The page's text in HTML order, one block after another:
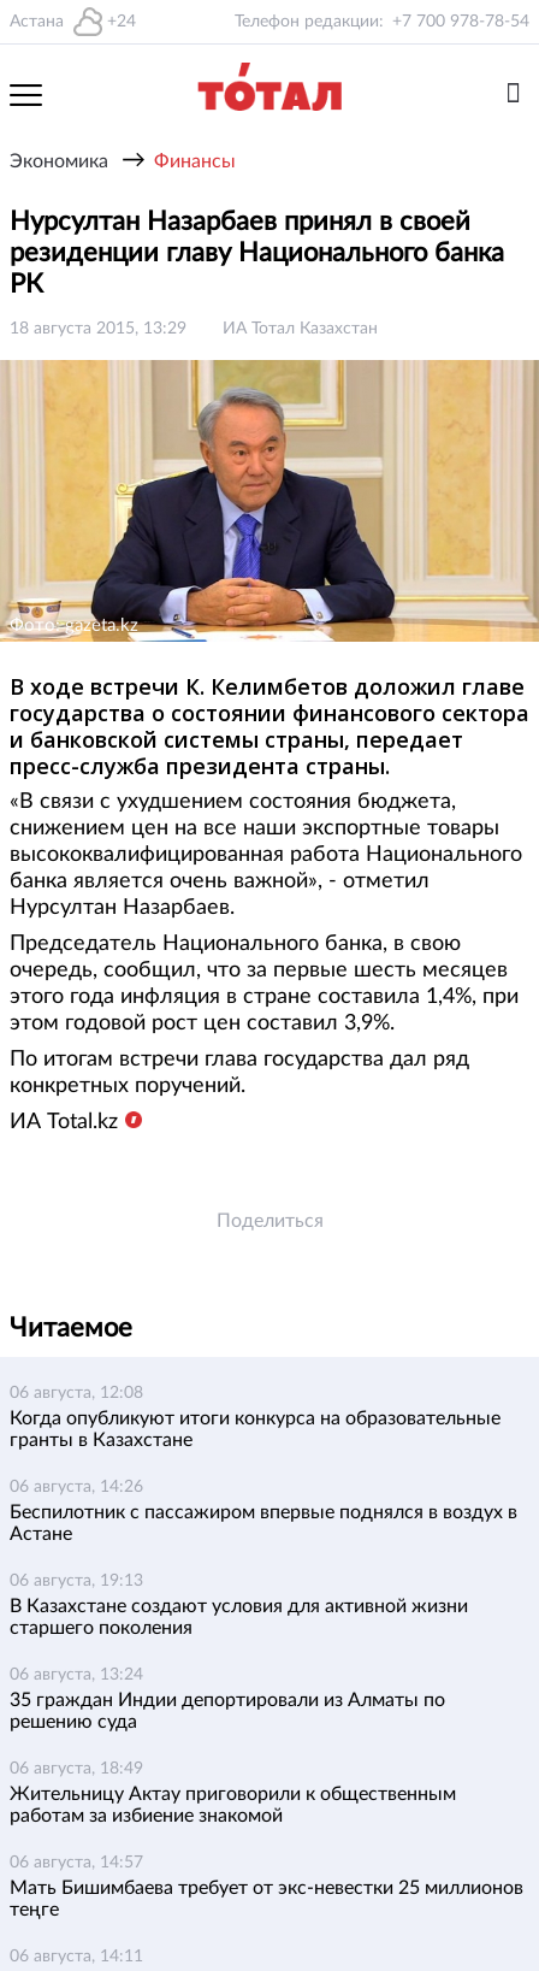
Астана +24 Телефон редакции: +7 700 978-78-54
Экономика → Финансы
Нурсултан Назарбаев принял в своей
резиденции главу Национального банка
РК
18 августа 2015, 13:29 ИА Тотал Казахстан
Фото: gazeta.kz
В ходе встречи К. Келимбетов доложил главе
государства о состоянии финансового сектора
и банковской системы страны, передает
пресс-служба президента страны.
«В связи с ухудшением состояния бюджета,
снижением цен на все наши экспортные товары
высококвалифицированная работа Национального
банка является очень важной», - отметил
Нурсултан Назарбаев.
Председатель Национального банка, в свою
очередь, сообщил, что за первые шесть месяцев
этого года инфляция в стране составила 1,4%, при
этом годовой рост цен составил 3,9%.
По итогам встречи глава государства дал ряд
конкретных поручений.
ИА Total.kz
Поделиться
Читаемое
06 августа, 12:08
Когда опубликуют итоги конкурса на образовательные
гранты в Казахстане
06 августа, 14:26
Беспилотник с пассажиром впервые поднялся в воздух в
Астане
06 августа, 19:13
В Казахстане создают условия для активной жизни
старшего поколения
06 августа, 13:24
35 граждан Индии депортировали из Алматы по
решению суда
06 августа, 18:49
Жительницу Актау приговорили к общественным
работам за избиение знакомой
06 августа, 14:57
Мать Бишимбаева требует от экс-невестки 25 миллионов
теңге
06 августа, 14:11